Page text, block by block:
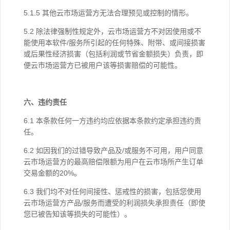
5.1.5 其他云市场运营方无法合理预见或控制的情形。
5.2 除法律强制性规定外，云市场运营方不对因使用或不
能使用本软件/服务所引起的任何特殊、附带、或间接损害
或后果性经济损害（包括利润或节省金额损失）负责，即
便云市场运营方已被用户该等损害赔偿的可能性。
六、违约责任
6.1 本条款任何一方违约均应依据本条款约定承担违约责
任。
6.2 如因我们的过错导致产品及/或服务不可用，用户同意
云市场运营方的最高赔偿限额为用户在云市场所产生订单
交易金额的20%。
6.3 我们均不对任何间接性、惩戒性的损害，包括您使用
云市场运营方产品/服务而遭受的利润损失承担责任（即使
您已被告知该等损失的可能性）。